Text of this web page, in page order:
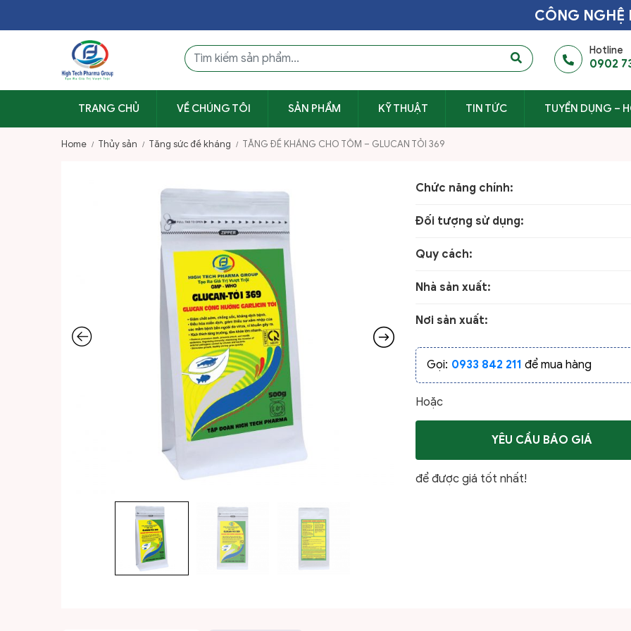
CÔNG NGHỆ
Hotline
0902
TRANG CHỦ VỀ CHÚNG TÔI SẢN PHẨM KỸ THUẬT TIN TỨC TUYỂN DỤNG –
Home / Thủy sản / Tăng sức đề kháng / TĂNG ĐỀ KHÁNG CHO TÔM – GLUCAN TỎI 369
Chức năng chính:
Đối tượng sử dụng:
Quy cách:
Nhà sản xuất:
Nơi sản xuất:
Gọi: 0933 842 211 để mua hàng
Hoặc
YÊU CẦU BÁO GIÁ
để được giá tốt nhất!